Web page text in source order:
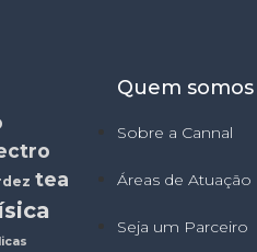
tea
Quem somos
Sobre a Cannal
Áreas de Atuação
Seja um Parceiro